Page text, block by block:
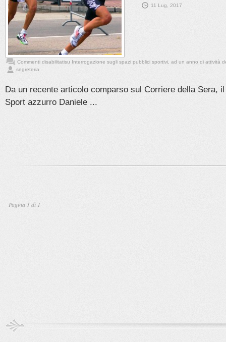
11 Lug, 2017
Commenti disabilitatisu Interrogazione sugli spazi pubblici sportivi, ad un anno di attività
segreteria
Da un recente articolo comparso sul Corriere della Sera,
Sport azzurro Daniele ...
Pagina 1 di 1